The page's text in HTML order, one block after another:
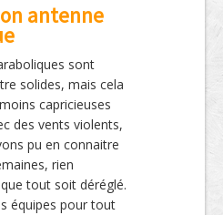
antenne
sont
solides, mais cela
capricieuses
des vents violents,
pu en connaitre
rien
tout soit déréglé.
équipes pour tout